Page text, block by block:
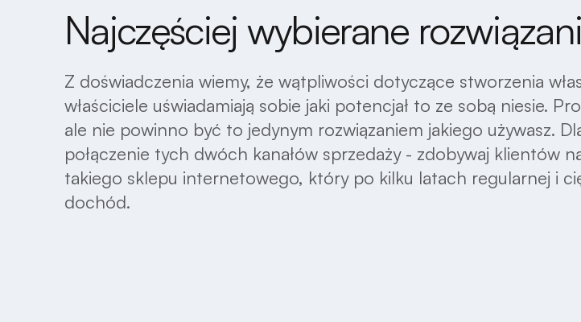
Najczęściej wybierane
Z doświadczenia wiemy, że wątpliwości dotyczące stworzenia
właściciele uświadamiają sobie jaki potencjał to ze sobą niesie.
ale nie powinno być to jedynym rozwiązaniem jakiego używasz.
połączenie tych dwóch kanałów sprzedaży - zdobywaj klientów
takiego sklepu internetowego, który po kilku latach regularnej i
dochód.